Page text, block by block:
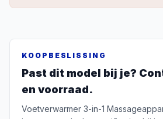
KOOPBESLISSING
Past dit model bij je?
en voorraad.
Voetverwarmer 3-in-1